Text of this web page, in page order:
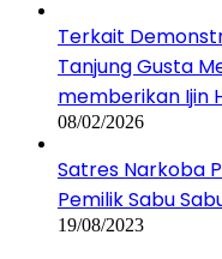
Terkait
Tanjung Gusta
memberikan Ijin
08/02/2026
Satres Narkoba
Pemilik Sabu
19/08/2023